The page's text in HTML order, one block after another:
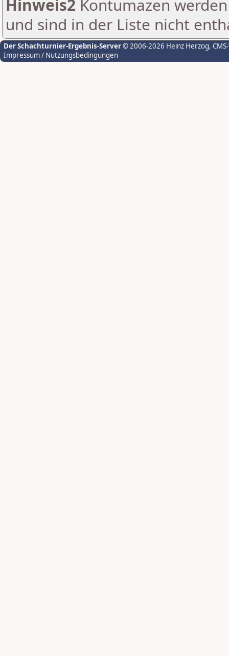
Hinweis2 Kontumazen
und sind in der Liste nicht
Der Schachturnier-Ergebnis-Server© 2006-2026 Heinz Herzog,
Impressum / Nutzungsbedingungen